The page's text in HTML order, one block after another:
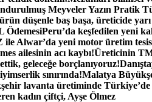
Meyveler Yazın Pratik
düşenle baş başa, üreticide yarı
ÖdemesiPeru’da keşfedilen yeni
Alwar’da yeni motor üretim
ailesinin acı kaybı!Üreticinin
geleceğe borçlanıyoruz!
sınırında!Malatya
lavanta üretiminde Türkiye’de
kadın çiftçi, Ayşe Ölmez